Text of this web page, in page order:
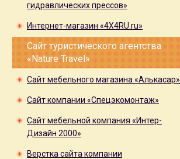
гидравлических прессов»
Интернет-магазин «4X4RU.ru»
Сайт туристического агентства
«Nature Travel»
Сайт мебельного магазина «Алькасар»
Сайт компании «Спецэкомонтаж»
Сайт мебельной компания «Интер-
Дизайн 2000»
Верстка сайта компании